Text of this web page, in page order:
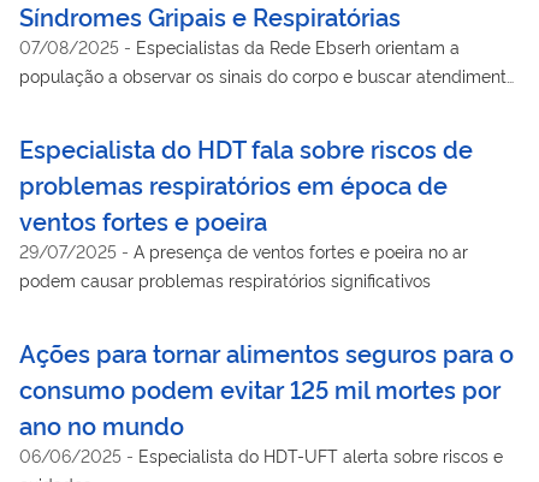
Síndromes Gripais e Respiratórias
07/08/2025 - Especialistas da Rede Ebserh orientam a
população a observar os sinais do corpo e buscar atendimento
Especialista do HDT fala sobre riscos de
problemas respiratórios em época de
ventos fortes e poeira
29/07/2025 - A presença de ventos fortes e poeira no ar
podem causar problemas respiratórios significativos
Ações para tornar alimentos seguros para o
consumo podem evitar 125 mil mortes por
ano no mundo
06/06/2025 - Especialista do HDT-UFT alerta sobre riscos e